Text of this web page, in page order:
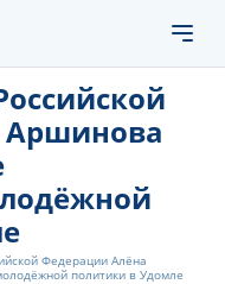
Аршинова
Федерации Алёна
политики в Удомле